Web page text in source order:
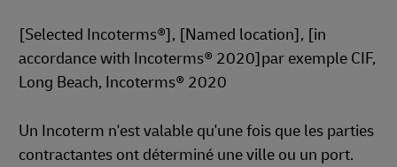
[Selected Incoterms®], [Named location], [in
accordance with Incoterms® 2020]par exemple CIF,
Long Beach, Incoterms® 2020
Un Incoterm n'est valable qu'une fois que les parties
contractantes ont déterminé une ville ou un port.